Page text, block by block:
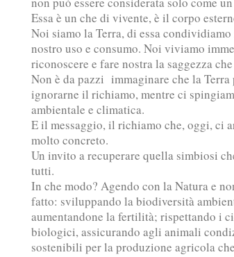
Essa è un che di vivente, è il corpo
Noi siamo la Terra, di essa
nostro uso e consumo. Noi viviamo
riconoscere e fare nostra la saggezza
Non è da pazzi immaginare che la
ignorarne il richiamo, mentre ci
ambientale e climatica.
E il messaggio, il richiamo che, oggi, ci
molto concreto.
Un invito a recuperare quella simbiosi
tutti.
In che modo? Agendo con la Natura e
fatto: sviluppando la biodiversità
aumentandone la fertilità; rispettando i
biologici, assicurando agli animali
sostenibili per la produzione agricola